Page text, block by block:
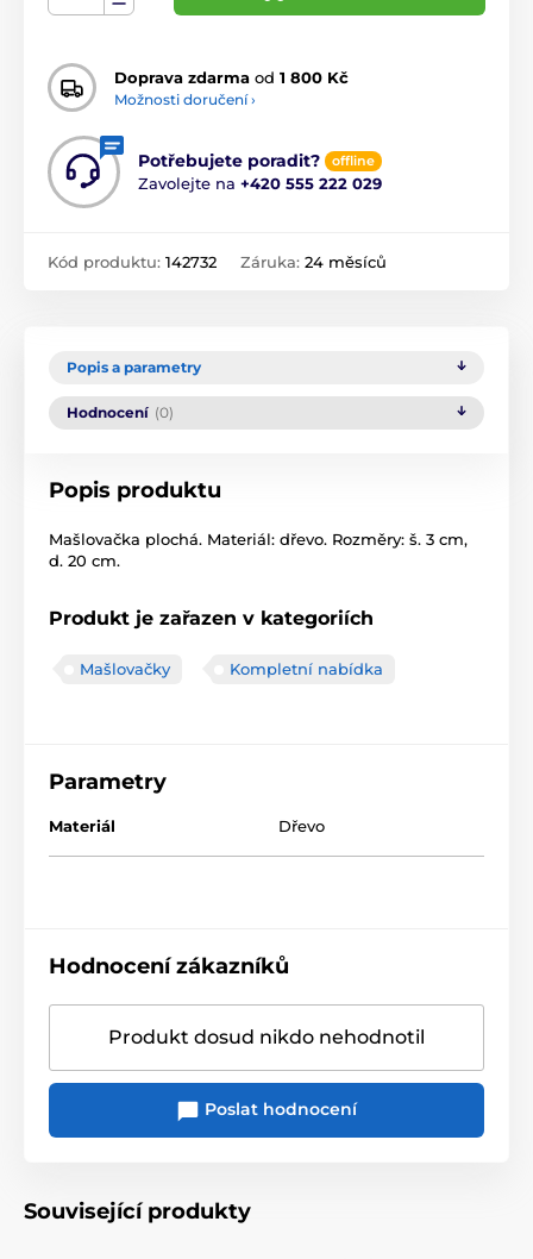
Doprava zdarma od 1 800 Kč
Možnosti doručení ›
Potřebujete poradit? offline
Zavolejte na +420 555 222 029
Kód produktu: 142732 Záruka: 24 měsíců
Popis a parametry
Hodnocení (0)
Popis produktu
Mašlovačka plochá. Materiál: dřevo. Rozměry: š. 3 cm,
d. 20 cm.
Produkt je zařazen v kategoriích
Mašlovačky Kompletní nabídka
Parametry
Materiál Dřevo
Hodnocení zákazníků
Produkt dosud nikdo nehodnotil
Poslat hodnocení
Související produkty